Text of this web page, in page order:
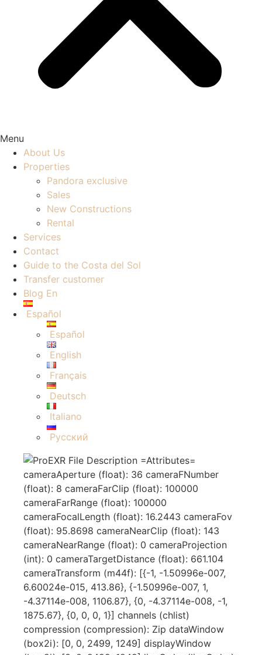
Menu
About Us
Properties
Pandora exclusive
Sales
New Constructions
Rental
Services
Contact
Guide to the Costa del Sol
Transfer customer
Blog En
Español
Español
English
Français
Deutsch
Italiano
Русский